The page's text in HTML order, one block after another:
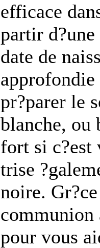
efficace
partir
date de
approfondie
pr?parer le
blanche, ou
fort si c?est
trise
noire.
communion
pour vous